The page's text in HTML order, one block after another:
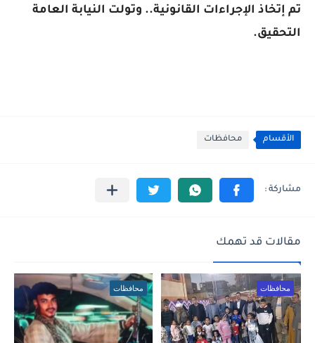
تم إتخاذ الإجراءات القانونية.. وتولت النيابة العامة
التحقيق.
الأقسام محافظات
مقالات قد تهمك
محافظات محافظات